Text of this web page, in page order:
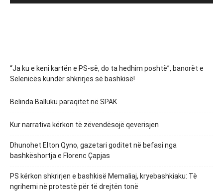
“Ja ku e keni kartën e PS-së, do ta hedhim poshtë”, banorët e
Selenicës kundër shkrirjes së bashkisë!
Belinda Balluku paraqitet në SPAK
Kur narrativa kërkon të zëvendësojë qeverisjen
Dhunohet Elton Qyno, gazetari goditet në befasi nga
bashkëshortja e Florenc Çapjas
PS kërkon shkrirjen e bashkisë Memaliaj, kryebashkiaku: Të
ngrihemi në protestë për të drejtën tonë